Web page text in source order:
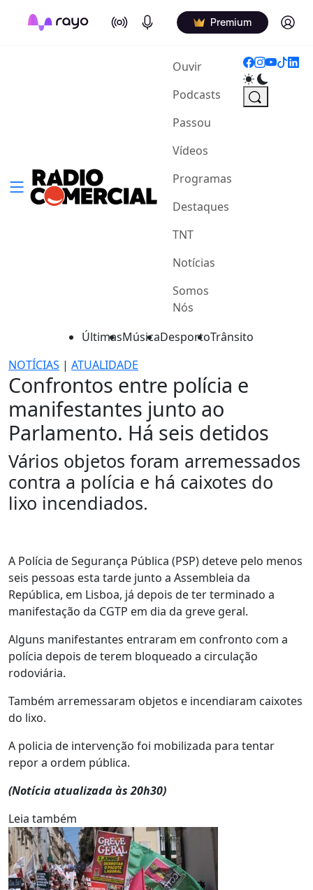
On Air Podcasts Premium Log in
Ouvir(current)
Podcasts
Passou
Vídeos
Programas
Destaques
TNT
Notícias
Somos
Nós
ÚltimasMúsicaDesportoTrânsito
NOTÍCIAS | ATUALIDADE
Confrontos entre polícia e
manifestantes junto ao
Parlamento. Há seis detidos
Vários objetos foram arremessados
contra a polícia e há caixotes do
lixo incendiados.
A Polícia de Segurança Pública (PSP) deteve pelo menos
seis pessoas esta tarde junto a Assembleia da
República, em Lisboa, já depois de ter terminado a
manifestação da CGTP em dia da greve geral.
Alguns manifestantes entraram em confronto com a
polícia depois de terem bloqueado a circulação
rodoviária.
Também arremessaram objetos e incendiaram caixotes
do lixo.
A policia de intervenção foi mobilizada para tentar
repor a ordem pública.
(Notícia atualizada às 20h30)
Leia também